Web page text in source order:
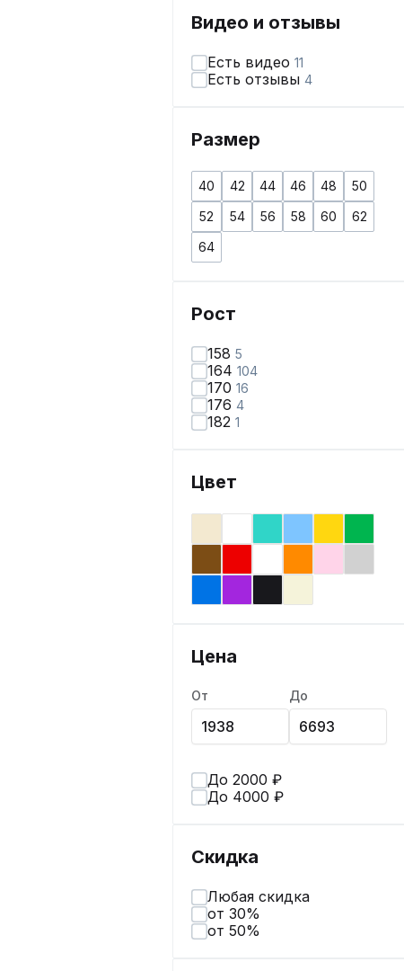
Видео и отзывы
Есть видео 11
Есть отзывы 4
Размер
40 42 44 46 48
50
52
54 56 58 60
62
64
Рост
158 5
164 104
170 16
176 4
182 1
Цвет
Цена
От До
До 2000 ₽
До 4000 ₽
Скидка
Любая скидка
от 30%
от 50%